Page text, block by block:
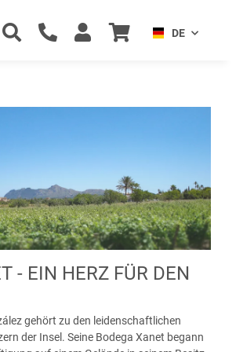
DE
- EIN HERZ FÜR DEN
gehört zu den leidenschaftlichen
der Insel. Seine Bodega Xanet begann